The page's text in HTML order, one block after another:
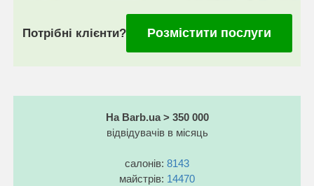
Потрібні клієнти? Розмістити послуги
На Barb.ua > 350 000
відвідувачів в місяць
салонів: 8143
майстрів: 14470